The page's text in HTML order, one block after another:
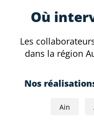
Où
Les
dans la région
Nos
Ain